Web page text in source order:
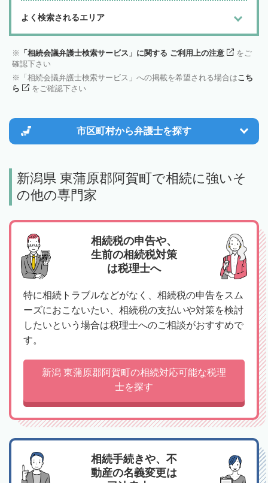
よく検索されるエリア
「相続会議弁護士検索サービス」に関する ご利用上の注意
をご
確認下さい
「相続会議弁護士検索サービス」への掲載を希望される場合はこち
ら
をご確認下さい
市区町村から弁護士を探す
新潟県 東蒲原郡阿賀町で相続に強いそ
の他の専門家
相続税の申告や、
生前の相続税対策
は税理士へ
特に相続トラブルなどがなく、相続税の申告をスム
ーズにおこないたい、相続税の支払いや対策を検討
したいという場合は税理士へのご相談がおすすめで
す。
新潟 東蒲原郡阿賀町の相続対応可能な税理
士を探す
相続手続きや、不
動産の名義変更は